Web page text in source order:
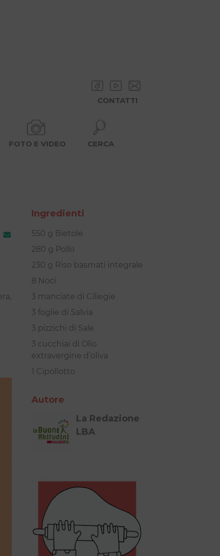
CONTATTI
FOTO E VIDEO CERCA
Ingredienti
550 g Bietole
280 g Pollo
230 g Riso basmati integrale
8 Noci
3 manciate di Ciliegie
3 foglie di Salvia
3 pizzichi di Sale
3 cucchiai di Olio
extravergine d’oliva
1 Cipollotto
Autore
La Redazione
LBA